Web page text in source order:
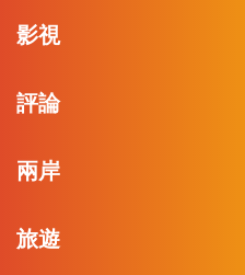
影視
評論
兩岸
旅遊